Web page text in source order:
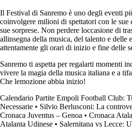
Il Festival di Sanremo è uno degli eventi
coinvolgere milioni di spettatori con le sue
sue sorprese. Non perdere loccasione di
allinsegna della musica, del talento e delle
attentamente gli orari di inizio e fine delle
Sanremo ti aspetta per regalarti momenti
vivere la magia della musica italiana e a
Che lemozione abbia inizio!
Calendario Partite Empoli Football Club:
Necessarie • Silvio Berlusconi: La
Cronaca Juventus – Genoa • Cronaca
Atalanta Udinese • Salernitana vs Lecce: